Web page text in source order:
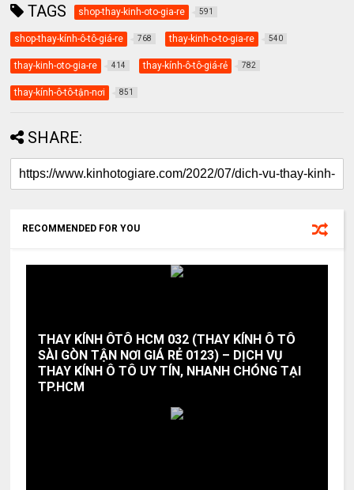
TAGS shop-thay-kinh-oto-gia-re 591
shop-thay-kính-ô-tô-giá-re 768 thay-kinh-o-to-gia-re 540
thay-kinh-oto-gia-re 414 thay-kính-ô-tô-giá-rẻ 782
thay-kính-ô-tô-tận-nơi 851
SHARE:
RECOMMENDED FOR YOU
THAY KÍNH ÔTÔ HCM 032 (THAY KÍNH Ô TÔ
SÀI GÒN TẬN NƠI GIÁ RẺ 0123) – DỊCH VỤ
THAY KÍNH Ô TÔ UY TÍN, NHANH CHÓNG TẠI
TP.HCM